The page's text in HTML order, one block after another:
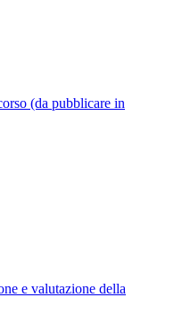
(da pubblicare in
e valutazione della